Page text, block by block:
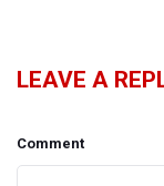
LEAVE A
Comment